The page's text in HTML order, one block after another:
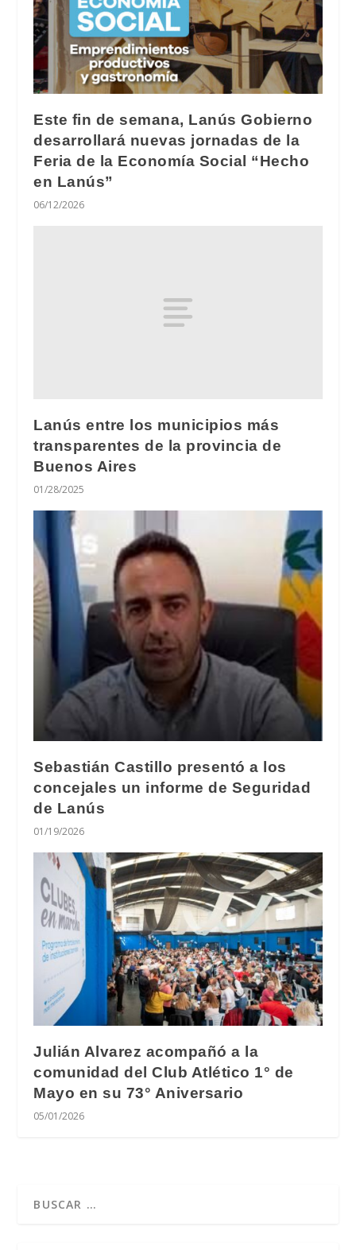
Este fin de semana, Lanús Gobierno
desarrollará nuevas jornadas de la
Feria de la Economía Social “Hecho
en Lanús”
06/12/2026
Lanús entre los municipios más
transparentes de la provincia de
Buenos Aires
01/28/2025
Sebastián Castillo presentó a los
concejales un informe de Seguridad
de Lanús
01/19/2026
Julián Alvarez acompañó a la
comunidad del Club Atlético 1° de
Mayo en su 73° Aniversario
05/01/2026